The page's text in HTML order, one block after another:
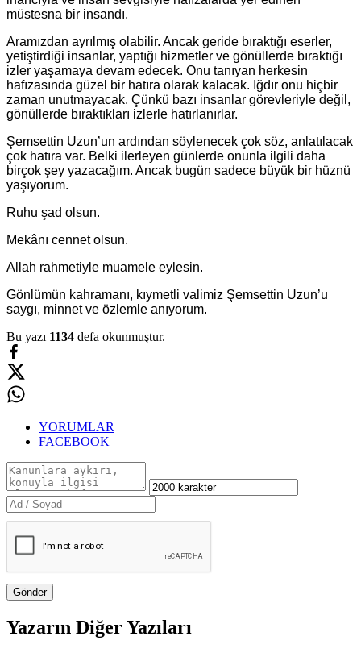
müstesna bir insandı.
Aramızdan ayrılmış olabilir. Ancak geride bıraktığı eserler,
yetiştirdiği insanlar, yaptığı hizmetler ve gönüllerde bıraktığı
izler yaşamaya devam edecek. Onu tanıyan herkesin
hafızasında güzel bir hatıra olarak kalacak. Iğdır onu hiçbir
zaman unutmayacak. Çünkü bazı insanlar görevleriyle değil,
gönüllerde bıraktıkları izlerle hatırlanırlar.
Şemsettin Uzun’un ardından söylenecek çok söz, anlatılacak
çok hatıra var. Belki ilerleyen günlerde onunla ilgili daha
birçok şey yazacağım. Ancak bugün sadece büyük bir hüznü
yaşıyorum.
Ruhu şad olsun.
Mekânı cennet olsun.
Allah rahmetiyle muamele eylesin.
Gönlümün kahramanı, kıymetli valimiz Şemsettin Uzun’u
saygı, minnet ve özlemle anıyorum.
Bu yazı 1134 defa okunmuştur.
YORUMLAR
FACEBOOK
Gönder
Yazarın Diğer Yazıları